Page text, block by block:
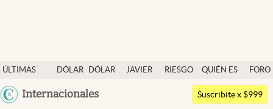
ÚLTIMAS
NOTICIAS
DÓLAR
DÓLAR
JAVIER
RIESGO
QUIÉN ES
QUIÉN
FORO
Argentina
Internacionales
Dólar
Members Suscribite x $999